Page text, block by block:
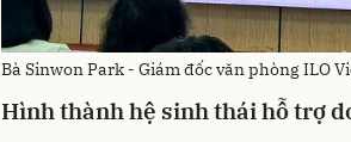
Bà Sinwon Park - Giám đốc văn phòng ILO
Hình thành hệ sinh thái hỗ trợ